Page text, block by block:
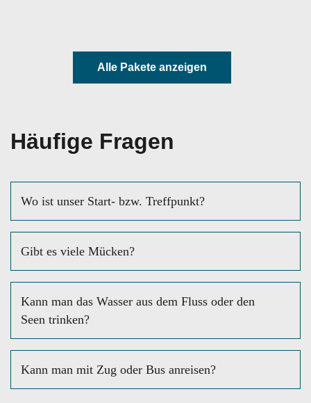
Alle Pakete anzeigen
Häufige Fragen
Wo ist unser Start- bzw. Treffpunkt?
Gibt es viele Mücken?
Kann man das Wasser aus dem Fluss oder den
Seen trinken?
Kann man mit Zug oder Bus anreisen?